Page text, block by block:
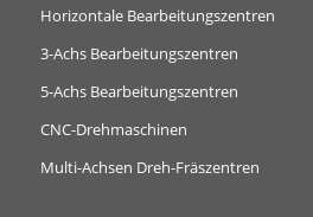
Horizontale Bearbeitungszentren
3-Achs Bearbeitungszentren
5-Achs Bearbeitungszentren
CNC-Drehmaschinen
Multi-Achsen Dreh-Fräszentren